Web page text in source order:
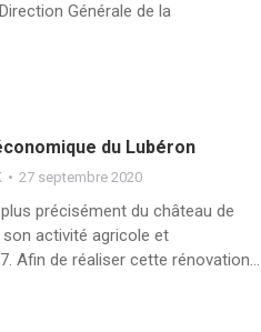
Générale de la
du Lubéron
27 septembre 2020
précisément du château de
activité agricole et
Afin de réaliser cette rénovation…